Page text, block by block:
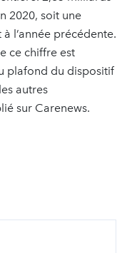
2020, soit une
l’année précédente.
ce chiffre est
plafond du dispositif
autres
sur Carenews.